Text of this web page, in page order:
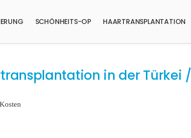
SCHÖNHEITS-OP HAARTRANSPLANTATION
in der Türkei /